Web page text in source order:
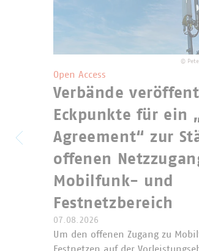
©
Open Access
Verbände
Eckpunkte für ein
Agreement“ zur
offenen
Mobilfunk- und
Festnetzbereich
07.08.2026
Um den offenen Zugang zu
Festnetzen auf der